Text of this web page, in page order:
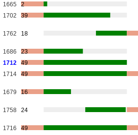
1665
2
1702 39
1762 18
1686
23
1712
49
1714 49
1679 16
1758 24
1716
49